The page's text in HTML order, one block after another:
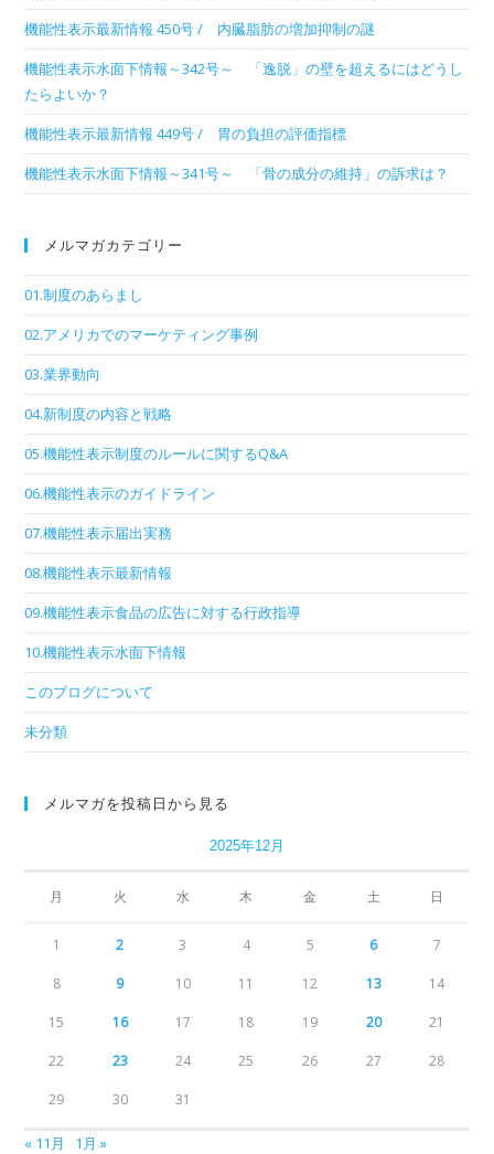
機能性表示最新情報 450号 / 内臓脂肪の増加抑制の謎
機能性表示水面下情報～342号～ 「逸脱」の壁を超えるにはどうし
たらよいか？
機能性表示最新情報 449号 / 胃の負担の評価指標
機能性表示水面下情報～341号～ 「骨の成分の維持」の訴求は？
メルマガカテゴリー
01.制度のあらまし
02.アメリカでのマーケティング事例
03.業界動向
04.新制度の内容と戦略
05.機能性表示制度のルールに関するQ&A
06.機能性表示のガイドライン
07.機能性表示届出実務
08.機能性表示最新情報
09.機能性表示食品の広告に対する行政指導
10.機能性表示水面下情報
このブログについて
未分類
メルマガを投稿日から見る
2025年12月
月 火 水 木 金 土 日
1 2 3 4 5 6 7
8 9 10 11 12 13 14
15 16 17 18 19 20 21
22 23 24 25 26 27 28
29 30 31
« 11月 1月 »